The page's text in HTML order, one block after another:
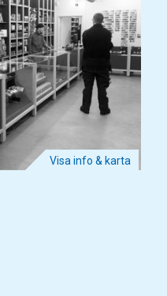
Visa info & karta